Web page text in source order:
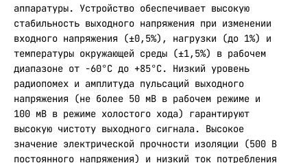
аппаратуры. Устройство обеспечивает высокую
стабильность выходного напряжения при изменении
входного напряжения (±0,5%), нагрузки (до 1%) и
температуры окружающей среды (±1,5%) в рабочем
диапазоне от -60°C до +85°C. Низкий уровень
радиопомех и амплитуда пульсаций выходного
напряжения (не более 50 мВ в рабочем режиме и
100 мВ в режиме холостого хода) гарантируют
высокую чистоту выходного сигнала. Высокое
значение электрической прочности изоляции (500 В
постоянного напряжения) и низкий ток потребления